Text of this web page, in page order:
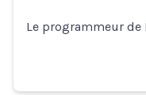
Le programmeur de